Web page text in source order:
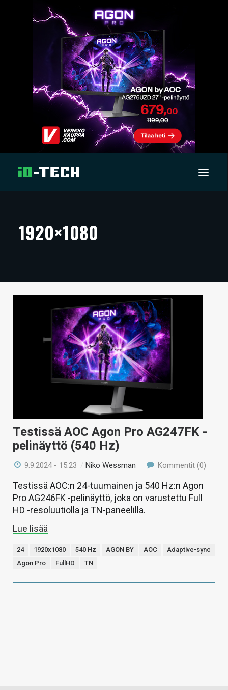
ARTIKKELIT
TECHBBS
VAIHDA TEEMA
HAKU
1920×1080
Testissä AOC Agon Pro AG247FK -
pelinäyttö (540 Hz)
9.9.2024 - 15:23 / Niko Wessman Kommentit (0)
Testissä AOC:n 24-tuumainen ja 540 Hz:n Agon
Pro AG246FK -pelinäyttö, joka on varustettu Full
HD -resoluutiolla ja TN-paneelilla.
Lue lisää
24 1920x1080 540 Hz AGON BY AOC
Adaptive-sync
Agon Pro
FullHD TN